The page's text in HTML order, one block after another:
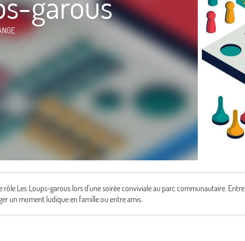
rôle Les Loups-garous lors d'une soirée conviviale au parc communautaire. Entre
un moment ludique en famille ou entre amis.